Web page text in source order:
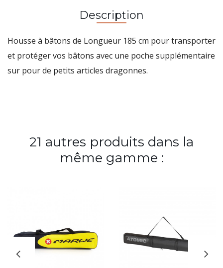
Description
Housse à bâtons de Longueur 185 cm pour transporter
et protéger vos bâtons avec une poche supplémentaire
sur pour de petits articles dragonnes.
21 autres produits dans la
même gamme :